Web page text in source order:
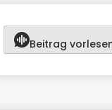
Beitrag